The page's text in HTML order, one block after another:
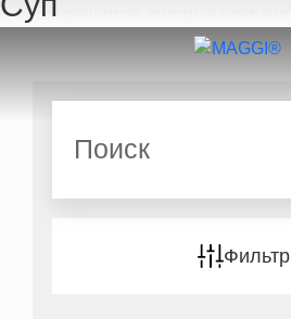
Перейти к основному содержанию
Фильтр